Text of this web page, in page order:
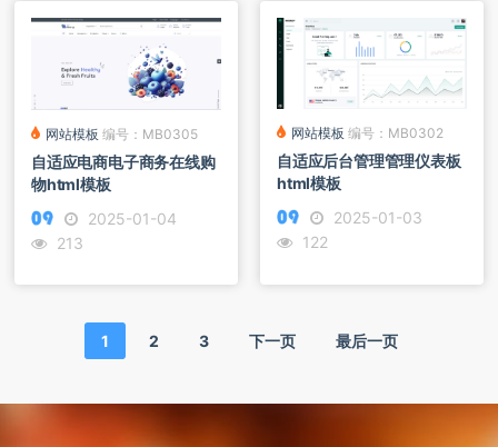
网站模板 编号：MB0305
自适应电商电子商务在线购
物html模板
2025-01-04
213
网站模板 编号：MB0302
自适应后台管理管理仪表板
html模板
2025-01-03
122
1 2 3 下一页 最后一页